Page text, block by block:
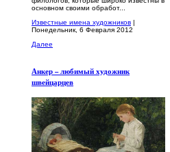
основном своими обработ...
Известные имена художников |
Понедельник, 6 Февраля 2012
Далее
Анкер – любимый художник
швейцарцев